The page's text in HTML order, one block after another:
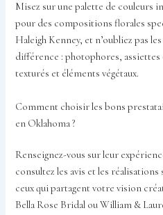
Misez sur une palette de couleurs
pour des compositions florales
Haleigh Kenney, et n’oubliez pas
différence : photophores,
texturés et éléments végétaux.
Comment choisir les bons
en Oklahoma ?
Renseignez-vous sur leur
consultez les avis et les
ceux qui partagent votre vision
Bella Rose Bridal ou William &